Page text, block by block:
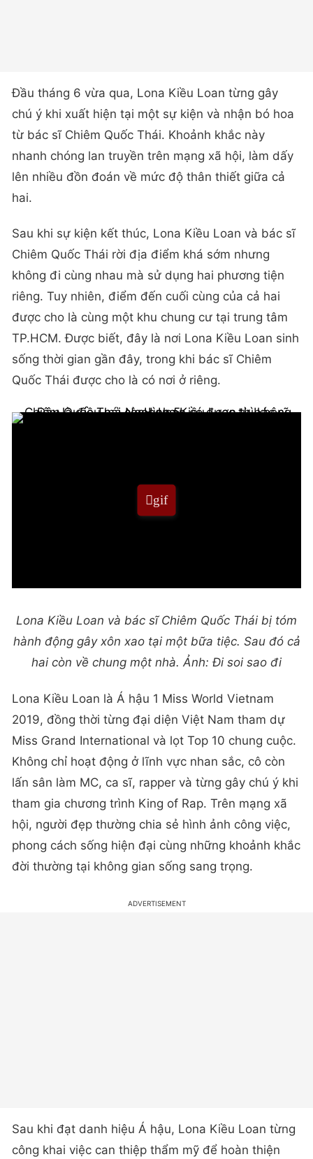
Đầu tháng 6 vừa qua, Lona Kiều Loan từng gây
chú ý khi xuất hiện tại một sự kiện và nhận bó hoa
từ bác sĩ Chiêm Quốc Thái. Khoảnh khắc này
nhanh chóng lan truyền trên mạng xã hội, làm dấy
lên nhiều đồn đoán về mức độ thân thiết giữa cả
hai.
Sau khi sự kiện kết thúc, Lona Kiều Loan và bác sĩ
Chiêm Quốc Thái rời địa điểm khá sớm nhưng
không đi cùng nhau mà sử dụng hai phương tiện
riêng. Tuy nhiên, điểm đến cuối cùng của cả hai
được cho là cùng một khu chung cư tại trung tâm
TP.HCM. Được biết, đây là nơi Lona Kiều Loan sinh
sống thời gian gần đây, trong khi bác sĩ Chiêm
Quốc Thái được cho là có nơi ở riêng.
Lona Kiều Loan và bác sĩ Chiêm Quốc Thái bị tóm
hành động gây xôn xao tại một bữa tiệc. Sau đó cả
hai còn về chung một nhà. Ảnh: Đi soi sao đi
Lona Kiều Loan là Á hậu 1 Miss World Vietnam
2019, đồng thời từng đại diện Việt Nam tham dự
Miss Grand International và lọt Top 10 chung cuộc.
Không chỉ hoạt động ở lĩnh vực nhan sắc, cô còn
lấn sân làm MC, ca sĩ, rapper và từng gây chú ý khi
tham gia chương trình King of Rap. Trên mạng xã
hội, người đẹp thường chia sẻ hình ảnh công việc,
phong cách sống hiện đại cùng những khoảnh khắc
đời thường tại không gian sống sang trọng.
Sau khi đạt danh hiệu Á hậu, Lona Kiều Loan từng
công khai việc can thiệp thẩm mỹ để hoàn thiện